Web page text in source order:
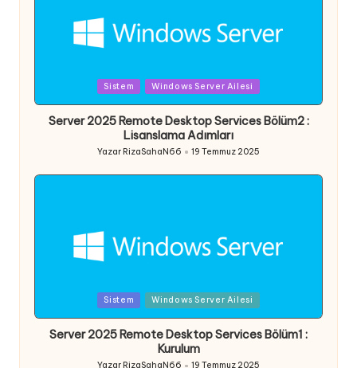
in
Sistem Windows Server Ailesi
Server 2025 Remote Desktop Services Bölüm2 :
Lisanslama Adımları
Posted
by
Yazar RizaSahaN66 19 Temmuz 2025
in
Sistem Windows Server Ailesi
Server 2025 Remote Desktop Services Bölüm1 :
Kurulum
Yazar RizaSahaN66 19 Temmuz 2025